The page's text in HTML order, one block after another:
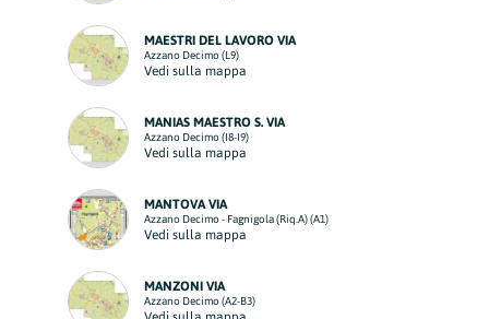
MAESTRI DEL LAVORO VIA
Azzano Decimo (L9)
Vedi sulla mappa
MANIAS MAESTRO S. VIA
Azzano Decimo (I8-I9)
Vedi sulla mappa
MANTOVA VIA
Azzano Decimo - Fagnigola (Riq.A) (A1)
Vedi sulla mappa
MANZONI VIA
Azzano Decimo (A2-B3)